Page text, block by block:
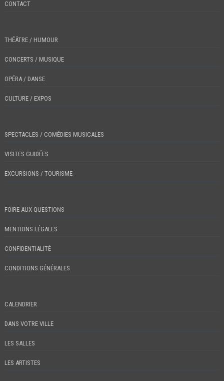
CONTACT
THÉÂTRE / HUMOUR
CONCERTS / MUSIQUE
OPÉRA / DANSE
CULTURE / EXPOS
SPECTACLES / COMÉDIES MUSICALES
VISITES GUIDÉES
EXCURSIONS / TOURISME
FOIRE AUX QUESTIONS
MENTIONS LÉGALES
CONFIDENTIALITÉ
CONDITIONS GÉNÉRALES
CALENDRIER
DANS VOTRE VILLE
LES SALLES
LES ARTISTES